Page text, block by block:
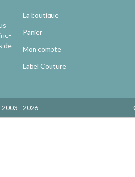
de
La boutique
Panier
Mon compte
Label Couture
- 2026